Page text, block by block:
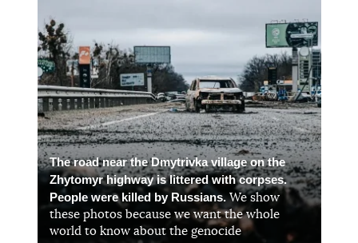
The road near the Dmytrivka village on the
Zhytomyr highway is littered with corpses.
People were killed by Russians.We show
these photos because we want the whole
world to know about the genocide